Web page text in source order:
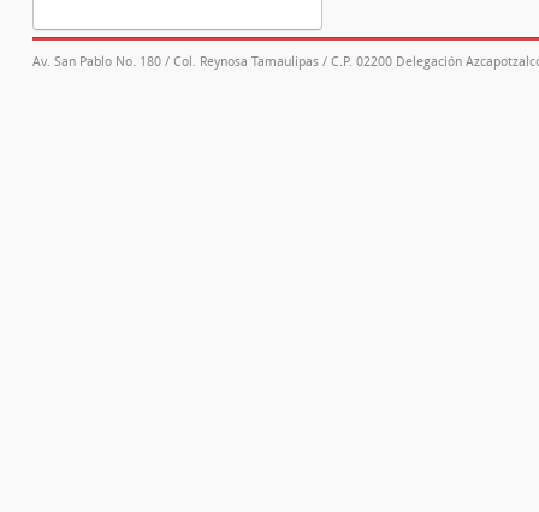
Av. San Pablo No. 180 / Col. Reynosa Tamaulipas / C.P. 02200 Delegación